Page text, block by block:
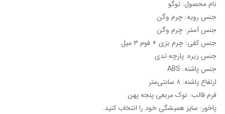
نام محصول: توگو
جنس رویه: چرم وگن
جنس آستر: چرم وگن
جنس کفی: چرم بزی + فوم ۳ میل
جنس زیره: پارچه تدی
جنس پاشنه: ABS
ارتفاع پاشنه: ۸ سانتی‌متر
فرم قالب: نوک مربعی پنجه پهن
پاخور: سایز همیشگی خود را انتخاب کنید.